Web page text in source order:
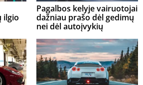
ilgio
Pagalbos kelyje vairuotojai
dažniau prašo dėl gedimų
nei dėl autoįvykių